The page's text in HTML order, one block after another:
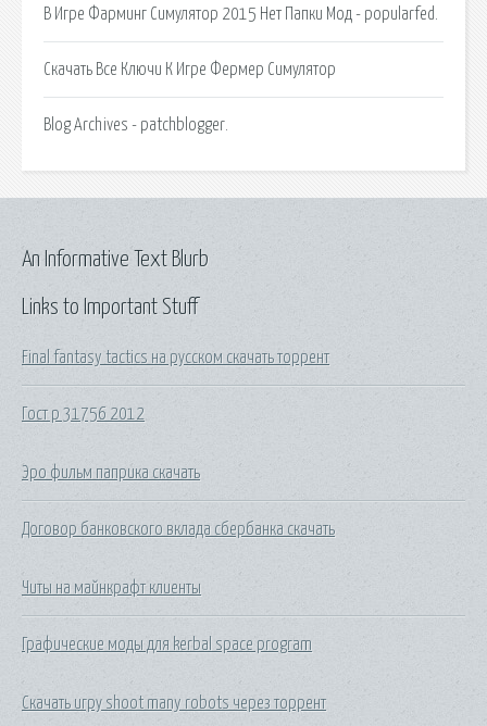
В Игре Фарминг Симулятор 2015 Нет Папки Мод - popularfed.
Скачать Все Ключи К Игре Фермер Симулятор
Blog Archives - patchblogger.
Links to Important Stuff
Final fantasy tactics на русском скачать торрент
Гост р 31756 2012
Эро фильм паприка скачать
Договор банковского вклада сбербанка скачать
Читы на майнкрафт клиенты
Графические моды для kerbal space program
Скачать игру shoot many robots через торрент
An Informative Text Blurb